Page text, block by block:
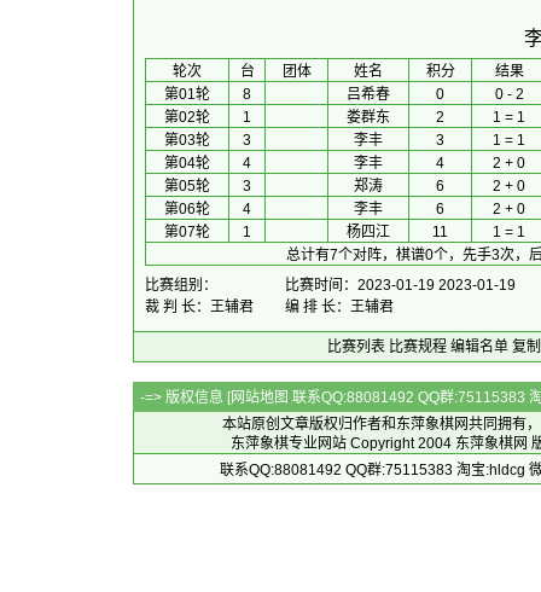
轮次 台 团体 姓名 积分
结果
第01轮
8 吕希春 0
0 - 2
第02轮
1 娄群东 2
1 = 1
第03轮
3 李丰 3
1 = 1
第04轮
4 李丰 4
2 + 0
第05轮
3 郑涛 6
2 + 0
第06轮
4 李丰 6
2 + 0
第07轮
1 杨四江 11
1 = 1
总计有7个对阵，棋谱0个，先手3次，
比赛组别：
比赛时间：2023-01-19 2023-01-19
裁 判 长：王辅君
编 排 长：王辅君
比赛列表 比赛规程 编辑名单 复
-=> 版权信息 [网站地图 联系QQ:88081492 QQ群:75115383
本站原创文章版权归作者和 东萍象棋网共同拥有
东萍象棋专业网站 Copyright 2004 东萍象棋网
联系QQ:88081492 QQ群:75115383 淘宝:hldcg